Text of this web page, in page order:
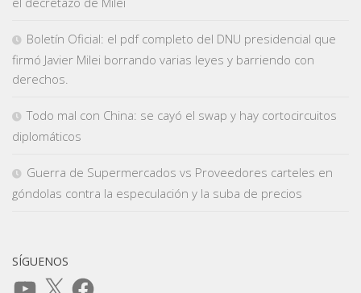
Boletín Oficial: el pdf completo del DNU presidencial que
firmó Javier Milei borrando varias leyes y barriendo con
derechos.
Todo mal con China: se cayó el swap y hay cortocircuitos
diplomáticos
Guerra de Supermercados vs Proveedores carteles en
góndolas contra la especulación y la suba de precios
SÍGUENOS
YouTube
X Facebook